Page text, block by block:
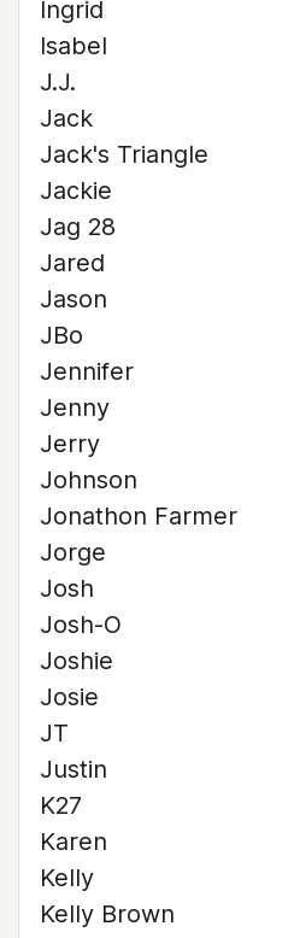
Ingrid
Isabel
J.J.
Jack
Jack's Triangle
Jackie
Jag 28
Jared
Jason
JBo
Jennifer
Jenny
Jerry
Johnson
Jonathon Farmer
Jorge
Josh
Josh-O
Joshie
Josie
JT
Justin
K27
Karen
Kelly
Kelly Brown